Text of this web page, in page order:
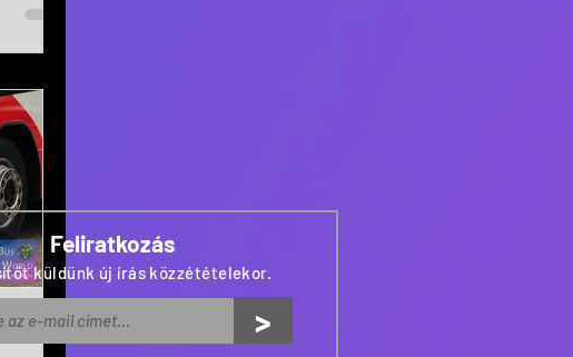
Feliratkozás
küldünk új írás közzétételekor.
>